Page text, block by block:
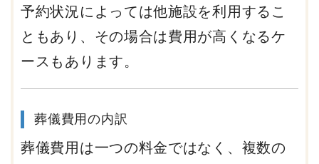
予約状況によっては他施設を利用するこ
ともあり、その場合は費用が高くなるケ
ースもあります。
葬儀費用の内訳
葬儀費用は一つの料金ではなく、複数の